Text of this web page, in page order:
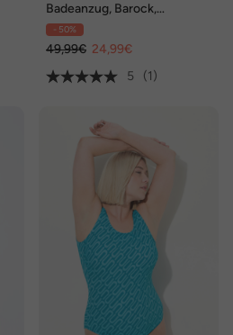
Badeanzug, Barock,
Softcups, tiefer V-
Ausschnitt
- 50%
49,99€ 24,99€
5
(1)